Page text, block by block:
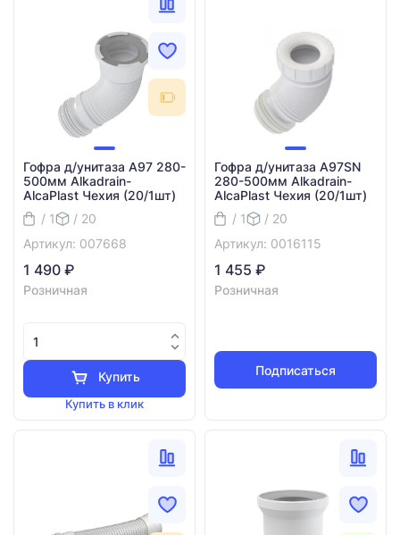
Гофра д/унитаза A97 280-
500мм Alkadrain-
AlcaPlast Чехия (20/1шт)
/ 1
/ 20
Артикул: 007668
1 490 ₽
Розничная
Купить
Купить в клик
Гофра д/унитаза A97SN
280-500мм Alkadrain-
AlcaPlast Чехия (20/1шт)
/ 1
/ 20
Артикул: 0016115
1 455 ₽
Розничная
Подписаться